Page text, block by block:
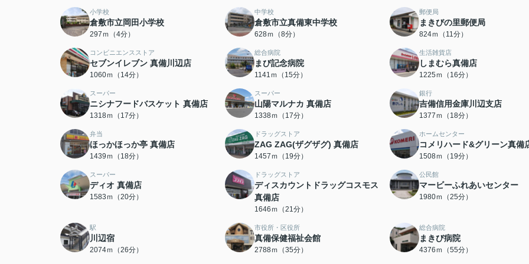
小学校
倉敷市立岡田小学校
297ｍ（4分）
中学校
倉敷市立真備東中学校
628ｍ（8分）
郵便局
まきびの里郵便局
824ｍ（11分）
コンビニエンスストア
セブンイレブン 真備川辺店
1060ｍ（14分）
総合病院
まび記念病院
1141ｍ（15分）
生活雑貨店
しまむら真備店
1225ｍ（16分）
スーパー
ニシナフードバスケット 真備店
1318ｍ（17分）
スーパー
山陽マルナカ 真備店
1338ｍ（17分）
銀行
吉備信用金庫川辺支店
1377ｍ（18分）
弁当
ほっかほっか亭 真備店
1439ｍ（18分）
ドラッグストア
ZAG ZAG(ザグザグ) 真備店
1457ｍ（19分）
ホームセンター
コメリハード&グリーン真備
1508ｍ（19分）
スーパー
ディオ 真備店
1583ｍ（20分）
ドラッグストア
ディスカウントドラッグコスモス
真備店
1646ｍ（21分）
公民館
マービーふれあいセンター
1980ｍ（25分）
駅
川辺宿
2074ｍ（26分）
市役所・区役所
真備保健福祉会館
2788ｍ（35分）
総合病院
まきび病院
4376ｍ（55分）